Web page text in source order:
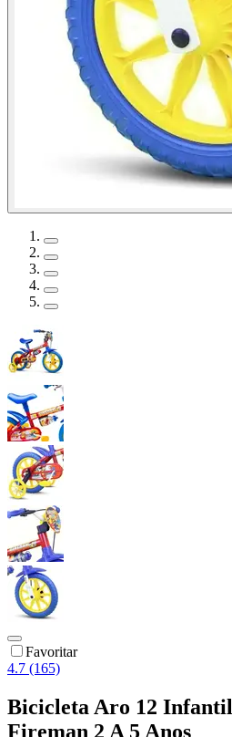
Favoritar
4.7 (165)
Bicicleta Aro 12
Fireman 2 A 5 Anos